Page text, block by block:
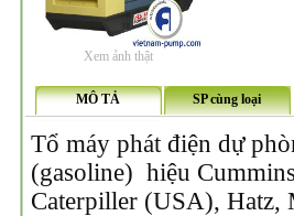
Xem ảnh thật
MÔ TẢ SP cùng loại
Tổ máy phát điện dự
(gasoline) hiệu
Caterpiller (USA),